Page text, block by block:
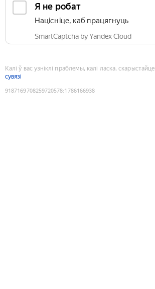
Я не робат
Націсніце, каб працягнуць
SmartCaptcha by Yandex Cloud
Калі ў вас узніклі праблемы, калі ласка, скарыстайце
сувязі
9187169708259720578:1786166938